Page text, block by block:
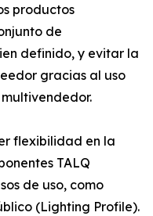
productos
de
definido, y evitar la
gracias al uso
flexibilidad en la
TALQ
de uso, como
(Lighting Profile).